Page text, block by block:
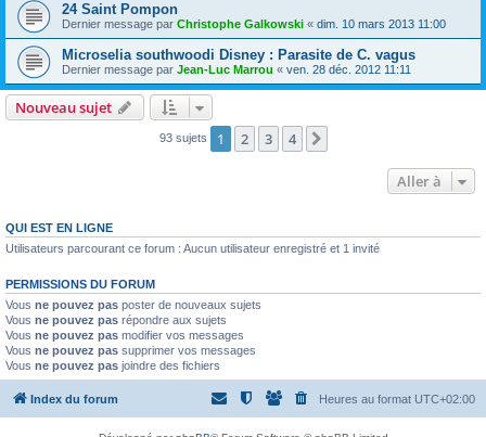
24 Saint Pompon
Dernier message par Christophe Galkowski « dim. 10 mars 2013 11:00
Microselia southwoodi Disney : Parasite de C. vagus
Dernier message par Jean-Luc Marrou « ven. 28 déc. 2012 11:11
Nouveau sujet
93 sujets 1 2 3 4
Aller à
QUI EST EN LIGNE
Utilisateurs parcourant ce forum : Aucun utilisateur enregistré et 1 invité
PERMISSIONS DU FORUM
Vous ne pouvez pas poster de nouveaux sujets
Vous ne pouvez pas répondre aux sujets
Vous ne pouvez pas modifier vos messages
Vous ne pouvez pas supprimer vos messages
Vous ne pouvez pas joindre des fichiers
Index du forum Heures au format UTC+02:00